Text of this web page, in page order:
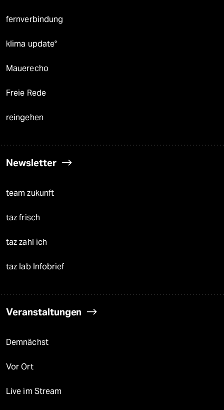
fernverbindung
klima update°
Mauerecho
Freie Rede
reingehen
Newsletter
team zukunft
taz frisch
taz zahl ich
taz lab Infobrief
Veranstaltungen
Demnächst
Vor Ort
Live im Stream